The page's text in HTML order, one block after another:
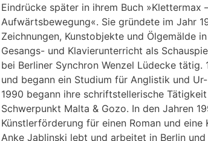
Eindrücke später in ihrem Buch »Klettermax
Aufwärtsbewegung«. Sie gründete im Jahr
Zeichnungen, Kunstobjekte und Ölgemälde
Gesangs- und Klavierunterricht als
bei Berliner Synchron Wenzel Lüdecke
und begann ein Studium für Anglistik und
1990 begann ihre schriftstellerische
Schwerpunkt Malta & Gozo. In den Jahren
Künstlerförderung für einen Roman und eine
Anke Jablinski lebt und arbeitet in Berlin